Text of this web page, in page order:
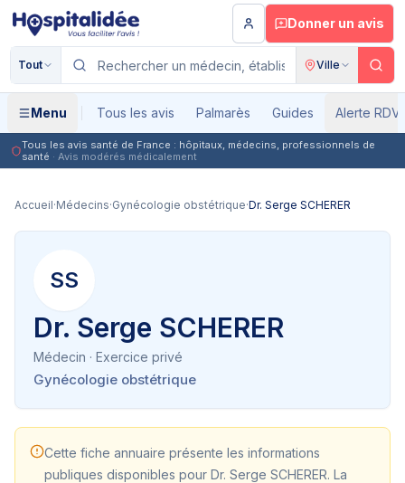
Aller au contenu principal
Donner un avis
Tout Ville
Menu Tous les avis Palmarès Guides Alerte RDV
Tous les avis santé de France : hôpitaux, médecins, professionnels de
santé · Avis modérés médicalement
Accueil·Médecins·Gynécologie obstétrique·Dr. Serge SCHERER
SS
Dr. Serge SCHERER
Médecin · Exercice privé
Gynécologie obstétrique
Cette fiche annuaire présente les informations
publiques disponibles pour Dr. Serge SCHERER. La